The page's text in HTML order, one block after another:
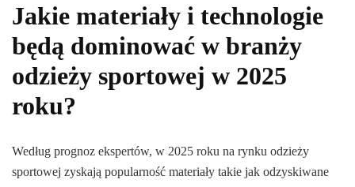
Jakie materiały i technologie
będą dominować w branży
odzieży sportowej w 2025
roku?
Według prognoz ekspertów, w 2025 roku na rynku odzieży
sportowej zyskają popularność materiały takie jak odzyskiwane